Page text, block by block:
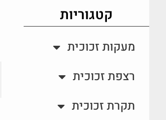
קטגוריות
מעקות זכוכית
רצפת זכוכית
תקרת זכוכית